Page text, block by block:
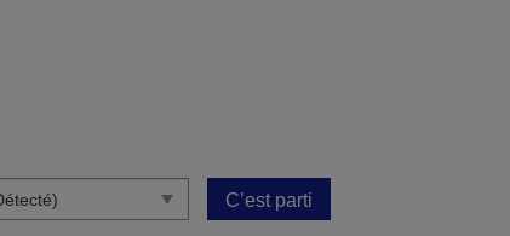
C’est parti